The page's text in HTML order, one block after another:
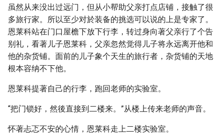
虽然从来没出过远门，但从小帮助父亲打点店铺，接触了很
多旅行家。所以至少对於装备的挑选可以说的上是专家了。
恩莱科站在门口屋檐下放下行李，转过身向著父亲行了个告
别礼，看著儿子恩莱科，父亲忽然觉得儿子将永远离开他和
他的杂货铺。面前的儿子象个天生的旅行者，杂货铺的天地
根本容纳不下他。
恩莱科提著自己的行李，跑回老师的实验室。
“把门锁好，然後直接到二楼来。”从楼上传来老师的声音。
怀著忐忑不安的心情，恩莱科走上二楼实验室。